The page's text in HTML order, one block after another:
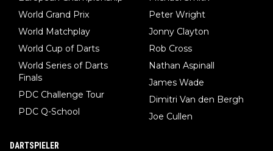
World Grand Prix
World Matchplay
World Cup of Darts
World Series of Darts
Finals
PDC Challenge Tour
PDC Q-School
Peter Wright
Jonny Clayton
Rob Cross
Nathan Aspinall
James Wade
Dimitri Van den Bergh
Joe Cullen
DARTSPIELER